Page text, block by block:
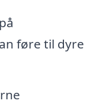
føre til dyre